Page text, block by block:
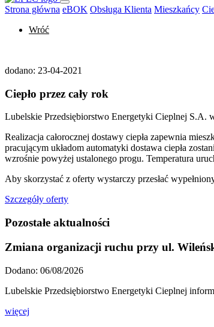
Strona główna eBOK Obsługa Klienta Mieszkańcy
Wróć
dodano: 23-04-2021
Ciepło przez cały rok
Lubelskie Przedsiębiorstwo Energetyki Cieplnej S.A.
Realizacja całorocznej dostawy ciepła zapewnia
pracującym układom automatyki dostawa ciepła
wzrośnie powyżej ustalonego progu. Temperatura
Aby skorzystać z oferty wystarczy przesłać
Szczegóły oferty
Pozostałe aktualności
Zmiana organizacji ruchu przy ul.
Dodano: 06/08/2026
Lubelskie Przedsiębiorstwo Energetyki Cieplnej
więcej